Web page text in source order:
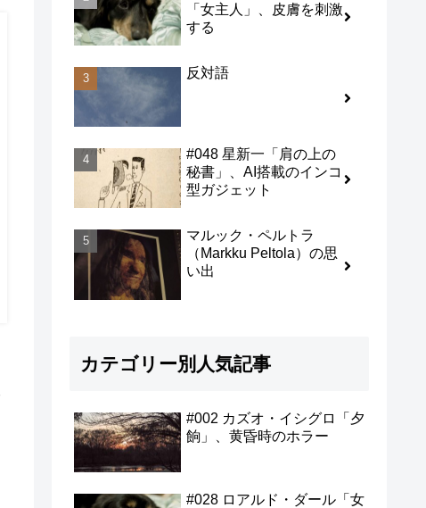
「女主人」、皮膚を刺激
する
反対語
#048 星新一「肩の上の
秘書」、AI搭載のインコ
型ガジェット
マルック・ペルトラ
（Markku Peltola）の思
い出
カテゴリー別人気記事
#002 カズオ・イシグロ「夕
餉」、黄昏時のホラー
#028 ロアルド・ダール「女